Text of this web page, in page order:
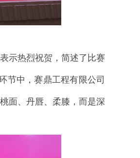
示热烈祝贺，简述了比赛
节中，赛鼎工程有限公司
面、丹唇、柔膝，而是深